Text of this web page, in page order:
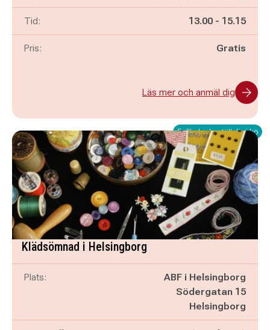
Tid: Pågår mellan
13.00 - och
15.15
Pris: Gratis
Läs mer och anmäl dig
Fullbokad - ställ dig i kö
Klädsömnad i Helsingborg
Plats:
ABF i Helsingborg
Södergatan 15
Helsingborg